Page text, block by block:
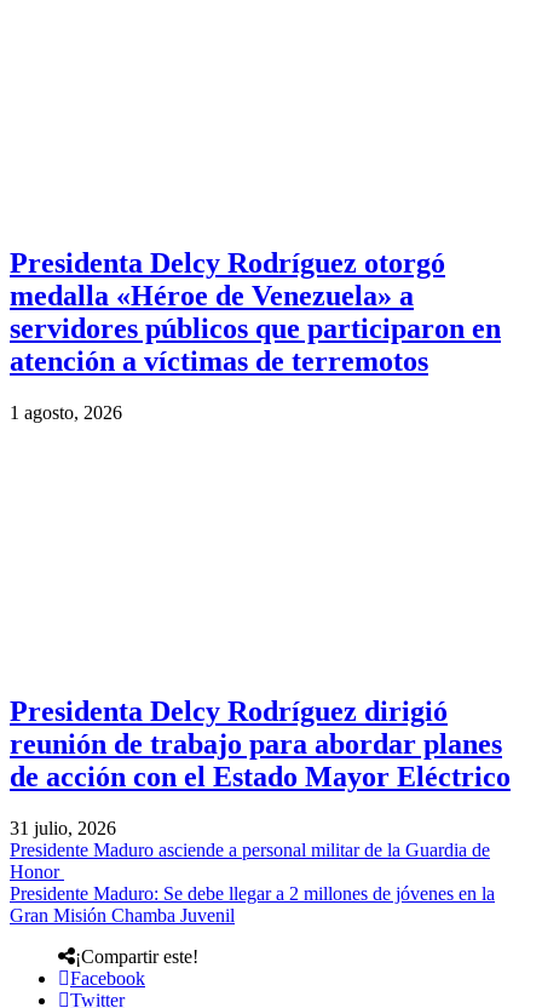
Presidenta Delcy Rodríguez otorgó
medalla «Héroe de Venezuela» a
servidores públicos que participaron en
atención a víctimas de terremotos
1 agosto, 2026
Presidenta Delcy Rodríguez dirigió
reunión de trabajo para abordar planes
de acción con el Estado Mayor Eléctrico
31 julio, 2026
Presidente Maduro asciende a personal militar de la Guardia de
Honor
Presidente Maduro: Se debe llegar a 2 millones de jóvenes en la
Gran Misión Chamba Juvenil
¡Compartir este!
Facebook
Twitter